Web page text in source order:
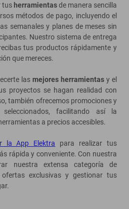
tus herramientasde manera sencilla
métodos de pago, incluyendo el
semanales y planes de meses sin
Nuestro sistema de entrega
tus productos rápidamente y
que mereces.
las mejores herramientas y el
proyectos se hagan realidad con
también ofrecemos promociones y
facilitando así la
a precios accesibles.
la App Elektra para realizar tus
rápida y conveniente. Con nuestra
nuestra extensa categoría de
ofertas exclusivas y gestionar tus